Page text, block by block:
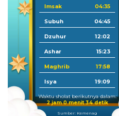
Imsak 04:35
Subuh 04:45
Dzuhur 12:02
Ashar 15:23
Maghrib 17:58
Isya 19:09
Waktu sholat berikutnya dalam:
2 jam 0 menit 33 detik
Sumber: Kemenag